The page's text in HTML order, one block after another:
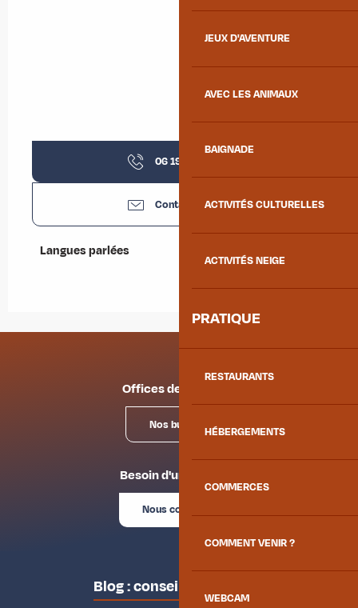
JEUX D'AVENTURE
AVEC LES ANIMAUX
BAIGNADE
ACTIVITÉS CULTURELLES
ACTIVITÉS NEIGE
PRATIQUE
RESTAURANTS
HÉBERGEMENTS
COMMERCES
COMMENT VENIR ?
WEBCAM
06 19 33 47
Contactez-nous
Langues parlées
Langues parlées
Offices de tourisme
Nos bureaux
Besoin d'un conseil ?
Nous contacter
Blog : conseils des locaux